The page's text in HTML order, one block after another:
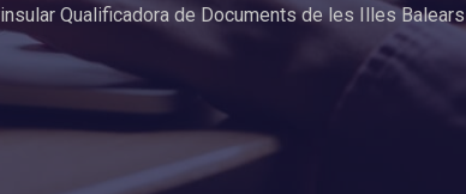
Qualificadora de Documents de les Illes Balears